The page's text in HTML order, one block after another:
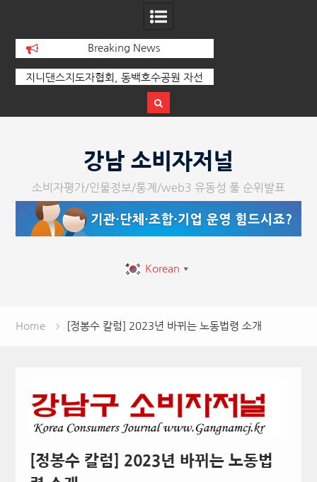
Breaking News
[손영미의 감성가곡] 누군가가 그립다
강남 소비자저널
소비자평가/인물정보/통계/web3 유동성 풀 순위발표
Korean ▼
Home [정봉수 칼럼] 2023년 바뀌는 노동법령 소개
[정봉수 칼럼] 2023년 바뀌는 노동법